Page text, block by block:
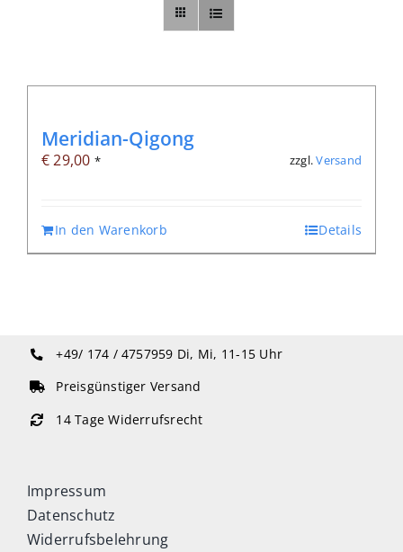
Meridian-Qigong
€29,00 * zzgl.Versand
In den Warenkorb Details
+49/ 174 / 4757959 Di, Mi, 11-15 Uhr
Preisgünstiger Versand
14 Tage Widerrufsrecht
Impressum
Datenschutz
Widerrufsbelehrung